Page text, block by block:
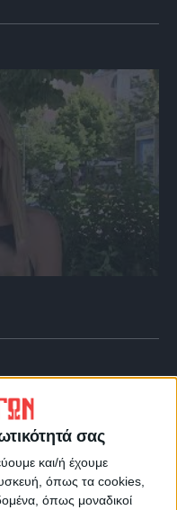
σας
και/ή έχουμε
όπως τα cookies,
όπως μοναδικοί